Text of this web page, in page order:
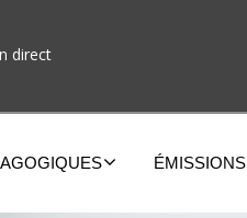
direct
ÉMISSIONS